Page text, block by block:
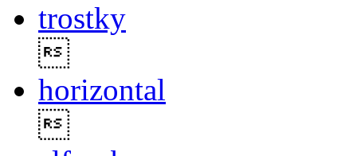
trostky
horizontal